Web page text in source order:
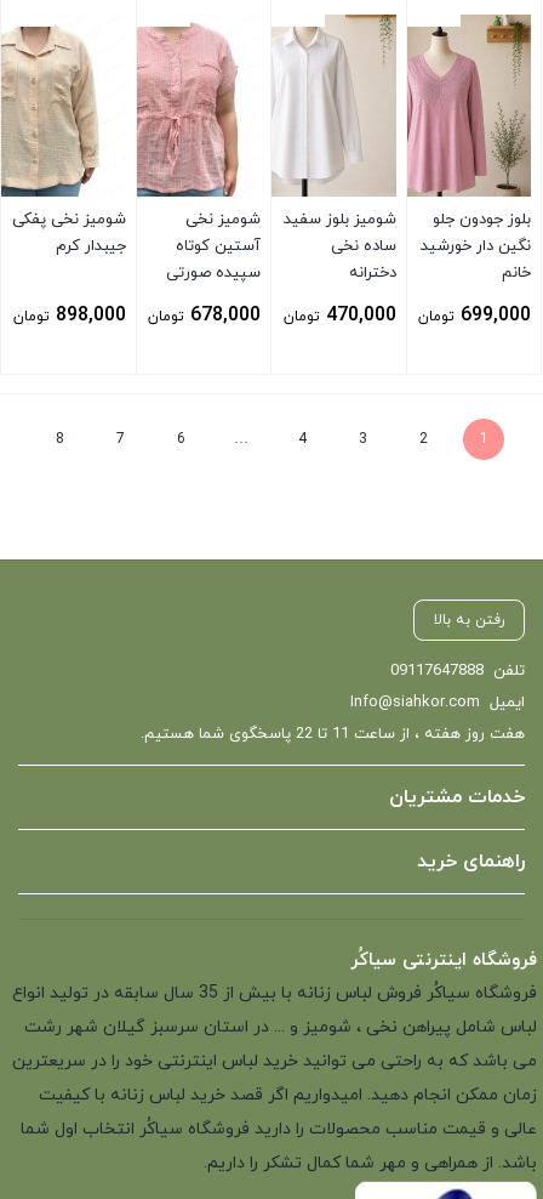
بلوز جودون جلو
نگین دار خورشید
خانم
699,000 تومان
شومیز بلوز سفید
ساده نخی
دخترانه
470,000 تومان
شومیز نخی
آستین کوتاه
سپیده صورتی
678,000 تومان
شومیز نخی پفکی
جیبدار کرم
898,000 تومان
1
2
3
4
…
6
7
8
رفتن به بالا
تلفن 09117647888
ایمیل Info@siahkor.com
هفت روز هفته ، از ساعت 11 تا 22 پاسخگوی شما هستیم.
خدمات مشتریان
راهنمای خرید
فروشگاه اینترنتی سیاکُر
فروشگاه سیاکُر فروش لباس زنانه با بیش از 35 سال سابقه در تولید انواع
لباس شامل پیراهن نخی ، شومیز و ... در استان سرسبز گیلان شهر رشت
می باشد که به راحتی می توانید خرید لباس اینترنتی خود را در سریعترین
زمان ممکن انجام دهید. امیدواریم اگر قصد خرید لباس زنانه با کیفیت
عالی و قیمت مناسب محصولات را دارید فروشگاه سیاکُر انتخاب اول شما
باشد. از همراهی و مهر شما کمال تشکر را داریم.